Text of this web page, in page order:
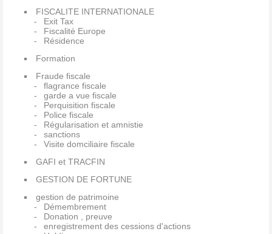
FISCALITE INTERNATIONALE
Exit Tax
Fiscalité Europe
Résidence
Formation
Fraude fiscale
flagrance fiscale
garde a vue fiscale
Perquisition fiscale
Police fiscale
Régularisation et amnistie
sanctions
Visite domciliaire fiscale
GAFI et TRACFIN
GESTION DE FORTUNE
gestion de patrimoine
Démembrement
Donation , preuve
enregistrement des cessions d'actions